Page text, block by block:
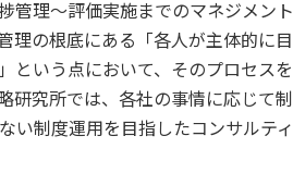
管理～評価実施までのマネジメント
理の根底にある「各人が主体的に目
という点において、そのプロセスを
研究所では、各社の事情に応じて制
い制度運用を目指したコンサルティ